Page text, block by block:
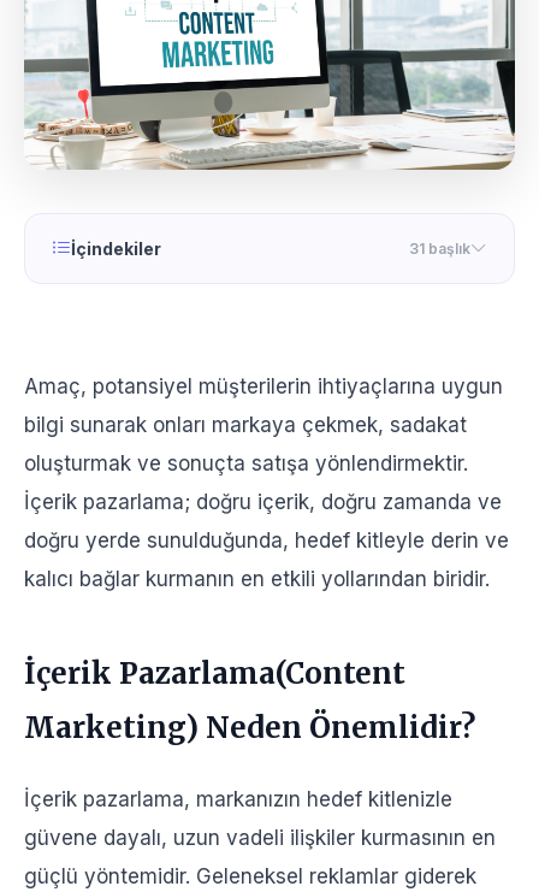
İçindekiler 31 başlık
İçerik Nedir?
Pazarlama Nedir?
İçerik Pazarlama Türleri Nelerdir?
İçerik Pazarlamanın Markalara Faydaları Nelerdir?
İçerik Pazarlama Nasıl Yapılır?
Hedef Kitlenizi Tanıyın
Anahtar Kelime Araştırması Yapın
İçerik Takvimi Oluşturun
Amaç, potansiyel müşterilerin ihtiyaçlarına uygun
bilgi sunarak onları markaya çekmek, sadakat
oluşturmak ve sonuçta satışa yönlendirmektir.
İçerik pazarlama; doğru içerik, doğru zamanda ve
doğru yerde sunulduğunda, hedef kitleyle derin ve
kalıcı bağlar kurmanın en etkili yollarından biridir.
İçerik Pazarlama(Content
Marketing) Neden Önemlidir?
İçerik pazarlama, markanızın hedef kitlenizle
güvene dayalı, uzun vadeli ilişkiler kurmasının en
güçlü yöntemidir. Geleneksel reklamlar giderek